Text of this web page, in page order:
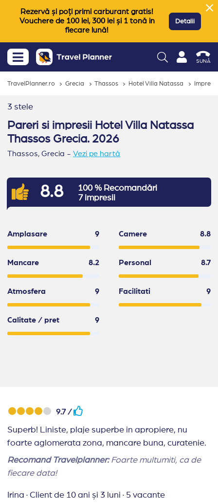
Rezervă și poți primi carburant gratis!
Vouchere de 100 lei, 300 lei și 1 tonă in
fiecare lună!
Detalii
SUNĂ
TravelPlanner.ro Grecia Thassos Hotel Villa Natassa
3 stele
Pareri si impresii Hotel Villa Natassa
Thassos Grecia. 2026
Thassos, Grecia - Vezi pe hartă
8.8
100 % Recomandări
7 impresii
Amplasare 9 Camere 8.8
Mancare 8.2 Personal 8.7
Atmosfera 9 Facilitati 9
Calitate / pret 9
9.7 /
Superb! Liniste, plaje superbe in apropiere, nu
foarte aglomerata zona, mancare buna, curatenie.
Recomand Travelplanner:Foarte multumiti, ca de
fiecare data!
Irina · Client de 10 ani și 3 luni · 5 vacante